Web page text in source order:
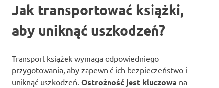
Jak transportować książki,
aby uniknąć uszkodzeń?
Transport książek wymaga odpowiedniego
przygotowania, aby zapewnić ich bezpieczeństwo i
uniknąć uszkodzeń. Ostrożność jest kluczowa na